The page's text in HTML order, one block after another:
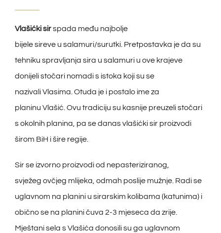
Vlašićki sirspada među najbolje
bijele sireve u salamuri/surutki. Pretpostavka je da su
tehniku spravljanja sira u salamuri u ove krajeve
donijeli stočari nomadi s istoka koji su se
nazivali Vlasima. Otuda je i postalo ime za
planinu Vlašić. Ovu tradiciju su kasnije preuzeli stočari
s okolnih planina, pa se danas vlašićki sir proizvodi
širom BiH i šire regije.
Sir se izvorno proizvodi od nepasteriziranog,
svježeg ovčjeg mlijeka, odmah poslije mužnje. Radi se
uglavnom na planini u sirarskim kolibama (katunima) i
obično se na planini čuva 2-3 mjeseca da zrije.
Mještani sela s Vlašića donosili su ga uglavnom